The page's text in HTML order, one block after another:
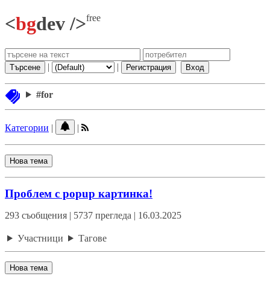
<bgdev />free
Търсене | | Регистрация Вход
#for
Категории | |
Нова тема
Проблем с popup картинка!
293 съобщения | 5737 прегледа | 16.03.2025
Участници Тагове
Нова тема